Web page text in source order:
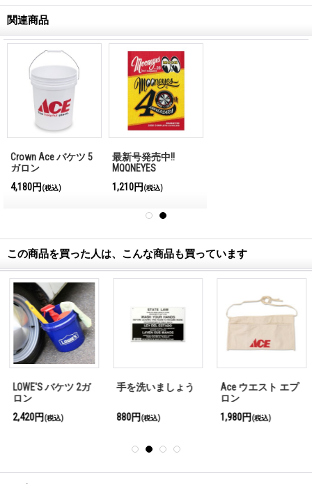
関連商品
Crown Ace バケツ 5
ガロン
4,180円 (税込)
最新号発売中!!
MQQNEYES
Magazine No.28 2026
1,210円 (税込)
この商品を買った人は、こんな商品も買っています
手を洗いましょう
880円(税込)
Ace ウエスト エプ
1,980円(税込)
LOWES エプロン
2,750円(税込)